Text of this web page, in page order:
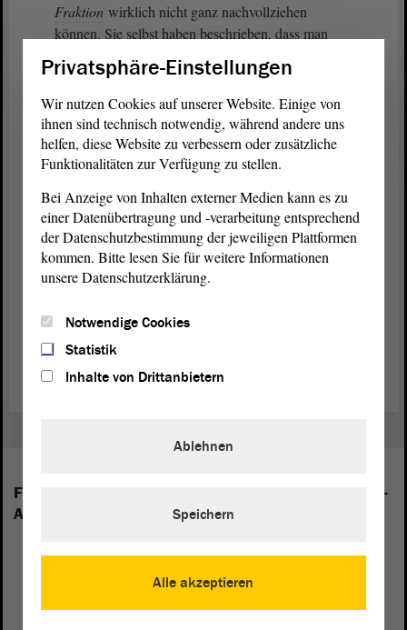
Fraktion wirklich nicht ganz nachvollziehen
können. Sie selbst haben beschrieben, dass man
Schadensereignis stattfindet. Es geht nicht mehr nur
darum, die klassischen Überflutungskarten an Elbe,
Saale und an allen möglichen Flüssen zugrunde zu
legen. Vielmehr kann eine Starkregenzelle jeden
treffen. Deswegen ist es richtig und wichtig, dass
werden. Ich bin gespannt, wie weit wir im
Ausschuss
kommen.
Zurück zur Landtagssitzung
Folgende Fraktionen sind im Landtag von Sachsen-
Anhalt vertreten:
Privatsphäre-Einstellungen
Wir nutzen Cookies auf unserer Website. Einige von
ihnen sind technisch notwendig, während andere uns
helfen, diese Website zu verbessern oder zusätzliche
Funktionalitäten zur Verfügung zu stellen.
Bei Anzeige von Inhalten externer Medien kann es zu
einer Datenübertragung und -verarbeitung entsprechend
der Datenschutzbestimmung der jeweiligen Plattformen
kommen. Bitte lesen Sie für weitere Informationen
unsere Datenschutzerklärung.
Notwendige Cookies
Statistik
Inhalte von Drittanbietern
Alle akzeptieren
Ablehnen
Speichern